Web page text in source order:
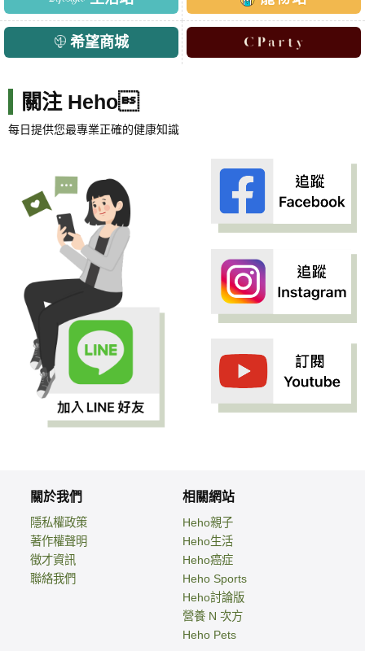
希望商城
關注 Heho
每日提供您最專業正確的健康知識
關於我們
隱私權政策
著作權聲明
徵才資訊
聯絡我們
相關網站
Heho親子
Heho生活
Heho癌症
Heho Sports
Heho討論版
營養 N 次方
Heho Pets